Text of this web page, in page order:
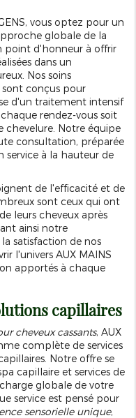
vous optez pour un
globale de la
point d'honneur à offrir
dans un
Nos soins
sont conçus pour
d'un traitement intensif
rendez-vous soit
chevelure. Notre équipe
consultation, préparée
à la hauteur de
de l'efficacité et de
sont ceux qui ont
leurs cheveux après
ainsi notre
satisfaction de nos
l'univers AUX MAINS
apportés à chaque
capillaires
cheveux cassants, AUX
complète de services
Notre offre se
capillaire et services de
globale de votre
service est pensé pour
sensorielle unique,